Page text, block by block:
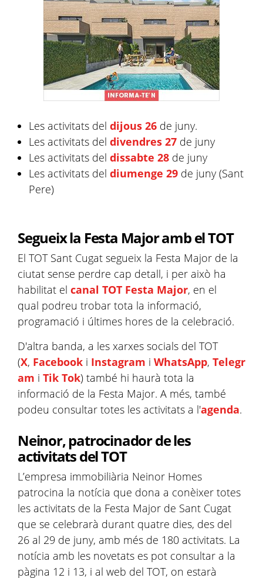
Les activitats deldijous 26 de juny.
Les activitats deldivendres 27 de juny
Les activitats deldissabte 28 de juny
Les activitats deldiumenge 29 de juny (Sant
Pere)
Segueix la Festa Major amb el TOT
El TOT Sant Cugat segueix la Festa Major de la
ciutat sense perdre cap detall, i per això ha
habilitat el canal TOT Festa Major, en el
qual podreu trobar tota la informació,
programació i últimes hores de la celebració.
D'altra banda, a les xarxes socials del TOT
(X, Facebook i Instagram i WhatsApp, Telegr
am i Tik Tok) també hi haurà tota la
informació de la Festa Major. A més, també
podeu consultar totes les activitats a l'agenda.
Neinor, patrocinador de les
activitats del TOT
L’empresa immobiliària Neinor Homes
patrocina la notícia que dona a conèixer totes
les activitats de la Festa Major de Sant Cugat
que se celebrarà durant quatre dies, des del
26 al 29 de juny, amb més de 180 activitats. La
notícia amb les novetats es pot consultar a la
pàgina 12 i 13, i al web del TOT, on estarà